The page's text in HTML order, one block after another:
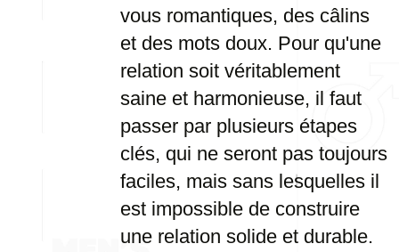
vous romantiques, des câlins
et des mots doux. Pour qu'une
relation soit véritablement
saine et harmonieuse, il faut
passer par plusieurs étapes
clés, qui ne seront pas toujours
faciles, mais sans lesquelles il
est impossible de construire
une relation solide et durable.